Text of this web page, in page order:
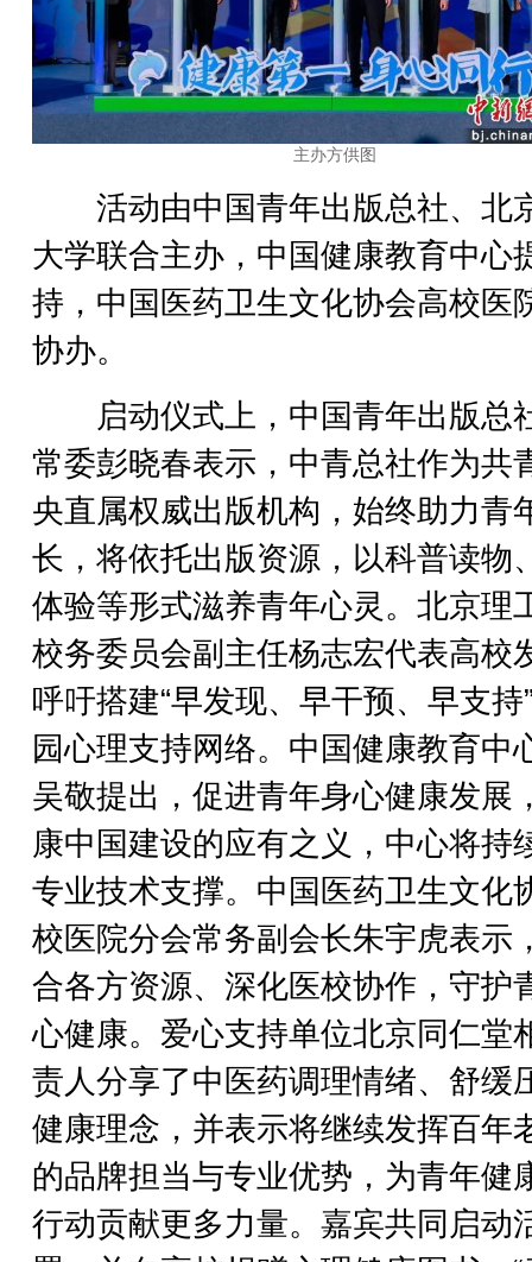
主办方供图
活动由中国青年出版总社、北
大学联合主办，中国健康教育中心
持，中国医药卫生文化协会高校医
协办。
启动仪式上，中国青年出版总
常委彭晓春表示，中青总社作为共
央直属权威出版机构，始终助力青
长，将依托出版资源，以科普读物
体验等形式滋养青年心灵。北京理
校务委员会副主任杨志宏代表高校
呼吁搭建“早发现、早干预、早支持
园心理支持网络。中国健康教育中
吴敬提出，促进青年身心健康发展
康中国建设的应有之义，中心将持
专业技术支撑。中国医药卫生文化
校医院分会常务副会长朱宇虎表示
合各方资源、深化医校协作，守护
心健康。爱心支持单位北京同仁堂
责人分享了中医药调理情绪、舒缓
健康理念，并表示将继续发挥百年
的品牌担当与专业优势，为青年健
行动贡献更多力量。嘉宾共同启动